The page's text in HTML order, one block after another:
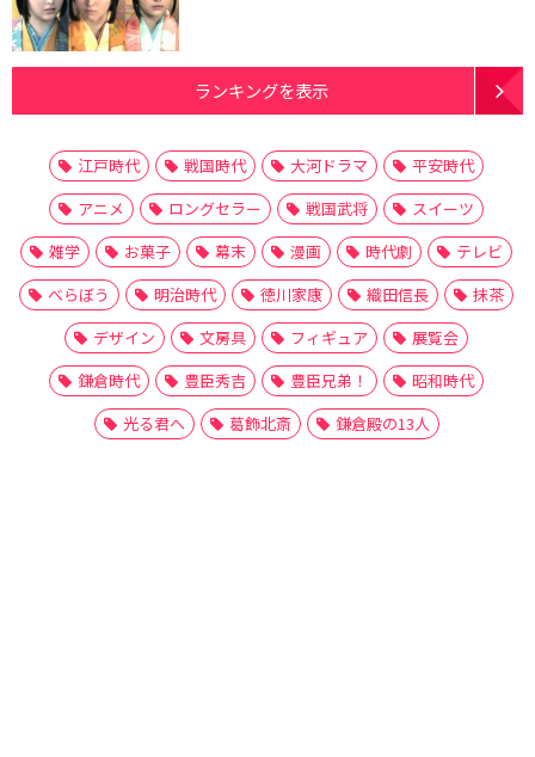
ランキングを表示
江戸時代 戦国時代 大河ドラマ
平安時代
アニメ
ロングセラー 戦国武将
スイーツ
雑学
お菓子 幕末 漫画 時代劇
テレビ
べらぼう
明治時代 徳川家康 織田信長
抹茶
デザイン
文房具 フィギュア
展覧会
鎌倉時代
豊臣秀吉 豊臣兄弟！
昭和時代
光る君へ
葛飾北斎 鎌倉殿の13人